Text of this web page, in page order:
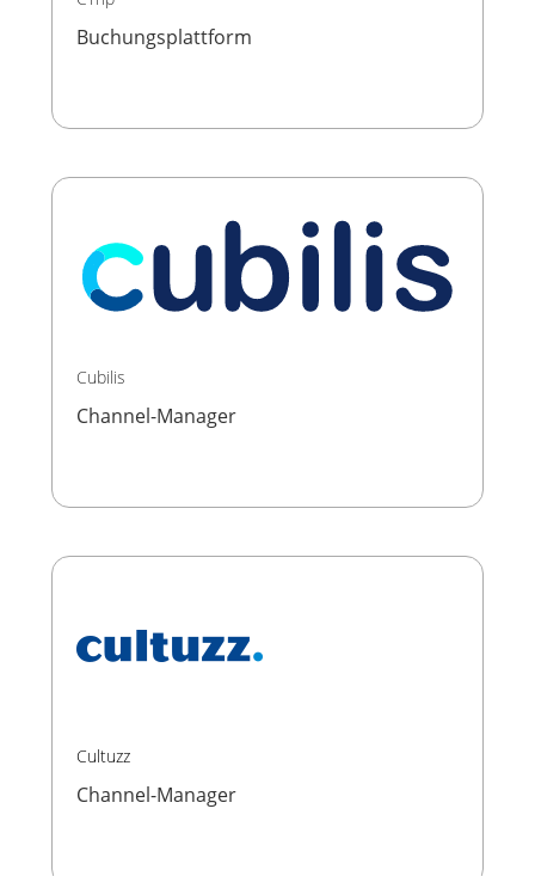
Buchungsplattform
Cubilis
Channel-Manager
Cultuzz
Channel-Manager